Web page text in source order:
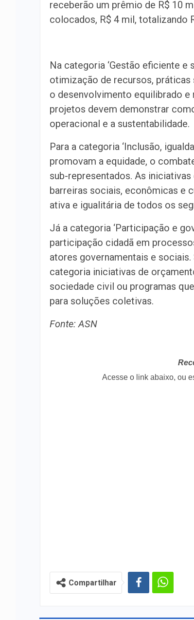
receberão um prêmio de R$ 10
colocados, R$ 4 mil, totalizando
Na categoria ‘Gestão eficiente e
otimização de recursos,
o desenvolvimento equilibrado e
projetos devem demonstrar
operacional e a sustentabilidade.
Para a categoria ‘Inclusão,
promovam a equidade, o
sub-representados. As
barreiras sociais, econômicas e
ativa e igualitária de todos os
Já a categoria ‘Participação e
participação cidadã em
atores governamentais e
categoria iniciativas de
sociedade civil ou programas
para soluções coletivas.
Fonte: ASN
Acesse o link abaixo, ou
Compartilhar